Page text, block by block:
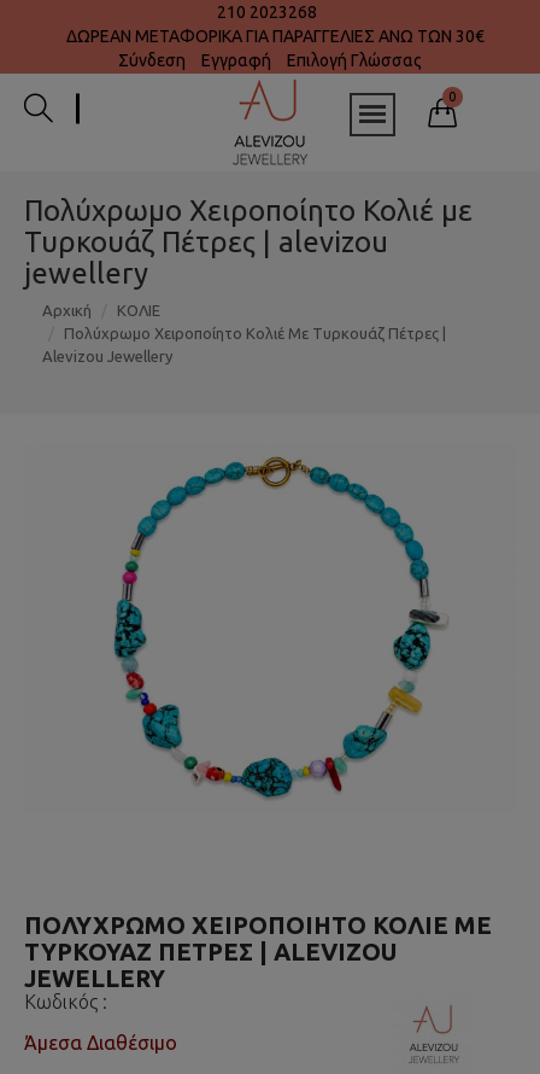
210 2023268
ΔΩΡΕΑΝ ΜΕΤΑΦΟΡΙΚΑ ΓΙΑ ΠΑΡΑΓΓΕΛΙΕΣ ΑΝΩ ΤΩΝ 30€
Σύνδεση
Εγγραφή Επιλογή Γλώσσας
0
Πολύχρωμο Χειροποίητο Κολιέ με
Τυρκουάζ Πέτρες | alevizou
jewellery
Αρχική
ΚΟΛΙΕ
Πολύχρωμο Χειροποίητο Κολιέ Με Τυρκουάζ Πέτρες |
Alevizou Jewellery
ΠΟΛΎΧΡΩΜΟ ΧΕΙΡΟΠΟΊΗΤΟ ΚΟΛΙΈ ΜΕ
ΤΥΡΚΟΥΆΖ ΠΈΤΡΕΣ | ALEVIZOU
JEWELLERY
Κωδικός :
Άμεσα Διαθέσιμο